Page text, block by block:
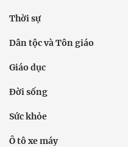
Thời sự
Dân tộc và Tôn giáo
Giáo dục
Đời sống
Sức khỏe
Ô tô xe máy